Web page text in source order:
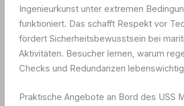
Ingenieurkunst unter extremen
funktioniert. Das schafft Respekt vor
fördert Sicherheitsbewusstsein bei
Aktivitäten. Besucher lernen, warum
Checks und Redundanzen
Praktische Angebote an Bord des USS